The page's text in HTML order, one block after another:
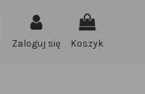
Zaloguj się Koszyk